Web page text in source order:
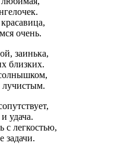
очень.
заинька,
близких.
удача.
с легкостью,
задачи.